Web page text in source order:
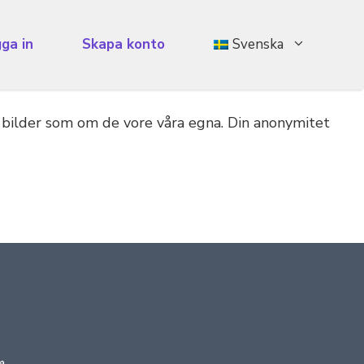
in Skapa konto Svenska
som om de vore våra egna. Din anonymitet